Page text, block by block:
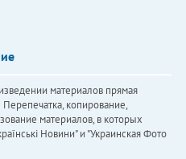
материалов прямая
копирование,
материалов, в которых
Новини" и "Украинская Фото